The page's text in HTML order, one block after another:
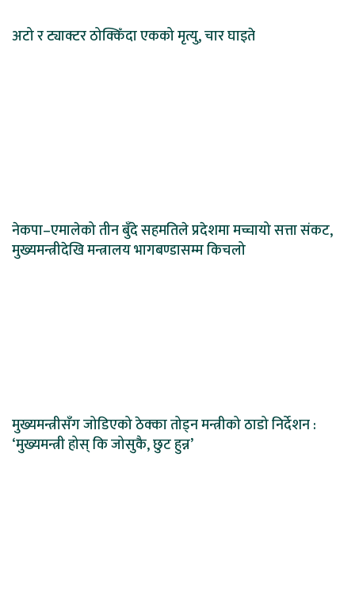
अटो र ट्याक्टर ठोक्किँदा एकको मृत्यु, चार घाइते
नेकपा–एमालेको तीन बुँदे सहमतिले प्रदेशमा मच्चायो सत्ता संकट,
मुख्यमन्त्रीदेखि मन्त्रालय भागबण्डासम्म किचलो
मुख्यमन्त्रीसँग जोडिएको ठेक्का तोड्न मन्त्रीको ठाडो निर्देशन :
‘मुख्यमन्त्री होस् कि जोसुकै, छुट हुन्न’